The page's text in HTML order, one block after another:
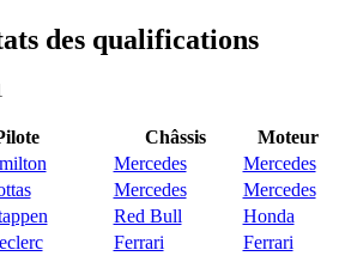
des qualifications
Châssis Moteur
Mercedes Mercedes
Mercedes Mercedes
Red Bull Honda
Ferrari Ferrari